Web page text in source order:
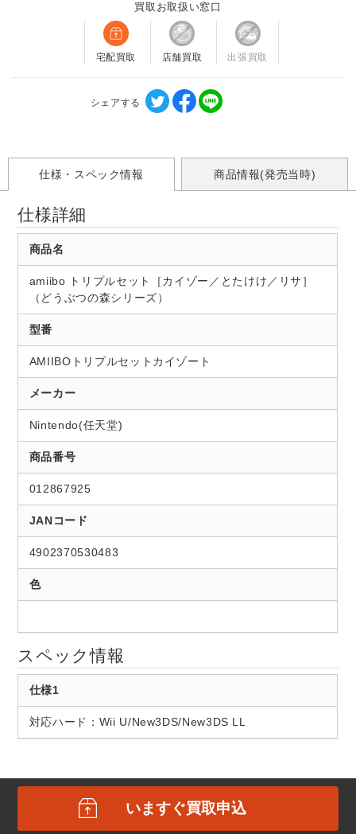
買取お取扱い窓口
宅配買取 店舗買取 出張買取
シェアする
仕様・スペック情報 商品情報(発売当時)
仕様詳細
商品名
amiibo トリプルセット［カイゾー／とたけけ／リサ］
（どうぶつの森シリーズ）
型番
AMIIBOトリプルセットカイゾート
メーカー
Nintendo(任天堂)
商品番号
012867925
JANコード
4902370530483
色
スペック情報
仕様1
対応ハード：Wii U/New3DS/New3DS LL